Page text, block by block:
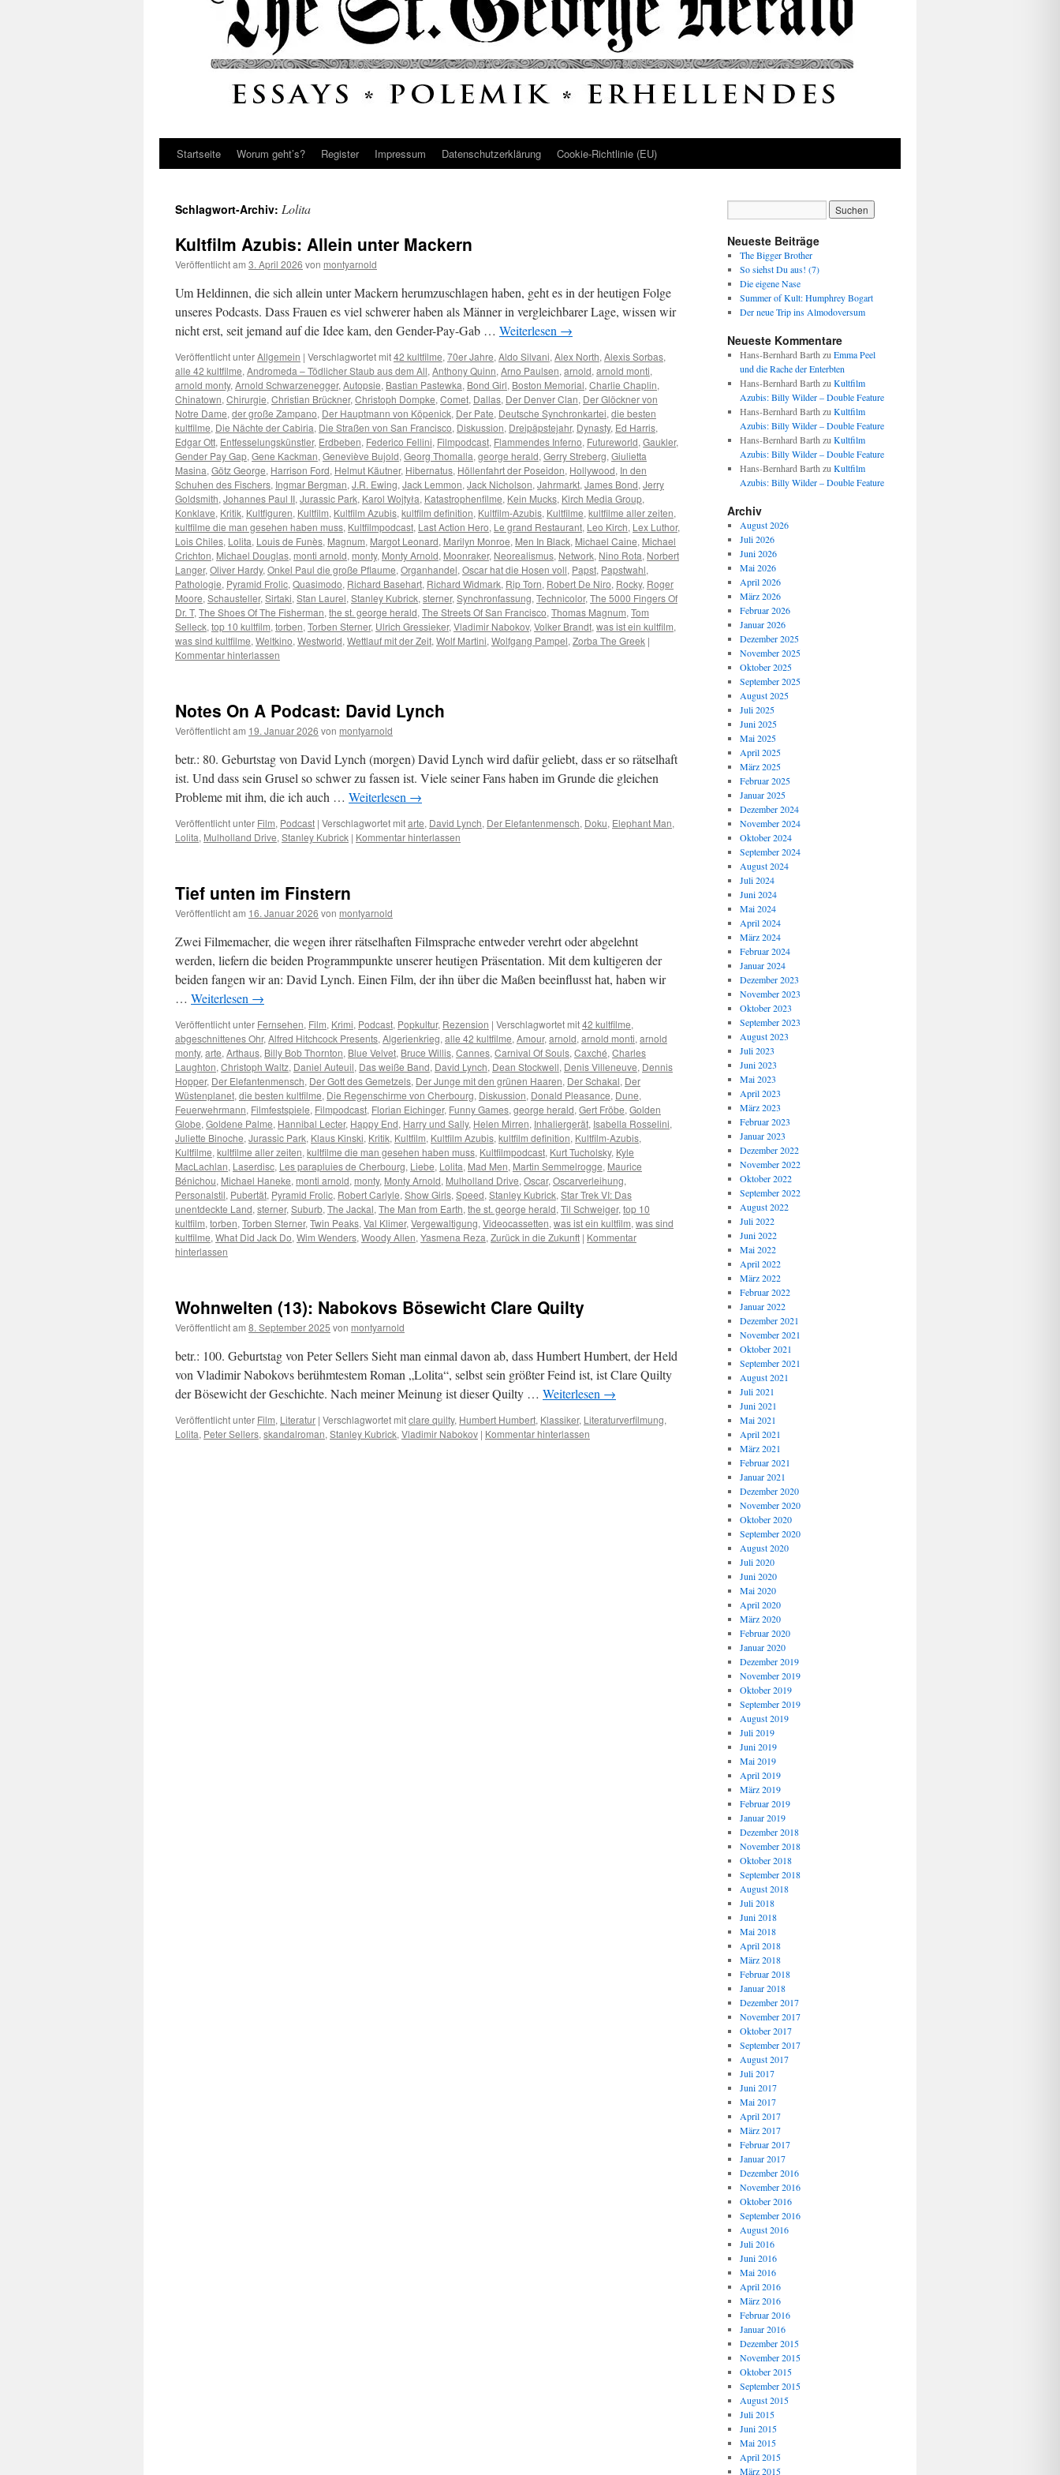
Startseite Worum geht’s? Register Impressum Datenschutz­erklärung Cookie-Richtlinie (EU)
Schlagwort-Archiv: Lolita
Kultfilm Azubis: Allein unter Mackern
Veröffentlicht am 3. April 2026 von montyarnold
Um Heldinnen, die sich allein unter Mackern herumzuschlagen haben, geht es in der heutigen Folge
unseres Podcasts. Dass Frauen es viel schwerer haben als Männer in vergleichbarer Lage, wissen wir
nicht erst, seit jemand auf die Idee kam, den Gender-Pay-Gab … Weiterlesen →
Veröffentlicht unterAllgemein | Verschlagwortet mit42 kultfilme, 70er Jahre, Aldo Silvani, Alex North, Alexis Sorbas,
alle 42 kultfilme, Andromeda – Tödlicher Staub aus dem All, Anthony Quinn, Arno Paulsen, arnold, arnold monti,
arnold monty, Arnold Schwarzenegger, Autopsie, Bastian Pastewka, Bond Girl, Boston Memorial, Charlie Chaplin,
Chinatown, Chirurgie, Christian Brückner, Christoph Dompke, Comet, Dallas, Der Denver Clan, Der Glöckner von
Notre Dame, der große Zampano, Der Hauptmann von Köpenick, Der Pate, Deutsche Synchronkartei, die besten
kultfilme, Die Nächte der Cabiria, Die Straßen von San Francisco, Diskussion, Dreipäpstejahr, Dynasty, Ed Harris,
Edgar Ott, Entfesselungskünstler, Erdbeben, Federico Fellini, Filmpodcast, Flammendes Inferno, Futureworld, Gaukler,
Gender Pay Gap, Gene Kackman, Geneviève Bujold, Georg Thomalla, george herald, Gerry Streberg, Giulietta
Masina, Götz George, Harrison Ford, Helmut Käutner, Hibernatus, Höllenfahrt der Poseidon, Hollywood, In den
Schuhen des Fischers, Ingmar Bergman, J.R. Ewing, Jack Lemmon, Jack Nicholson, Jahrmarkt, James Bond, Jerry
Goldsmith, Johannes Paul II, Jurassic Park, Karol Wojtyła, Katastrophenfilme, Kein Mucks, Kirch Media Group,
Konklave, Kritik, Kultfiguren, Kultfilm, Kultfilm Azubis, kultfilm definition, Kultfilm-Azubis, Kultfilme, kultfilme aller zeiten,
kultfilme die man gesehen haben muss, Kultfilmpodcast, Last Action Hero, Le grand Restaurant, Leo Kirch, Lex Luthor,
Lois Chiles, Lolita, Louis de Funès, Magnum, Margot Leonard, Marilyn Monroe, Men In Black, Michael Caine, Michael
Crichton, Michael Douglas, monti arnold, monty, Monty Arnold, Moonraker, Neorealismus, Network, Nino Rota, Norbert
Langer, Oliver Hardy, Onkel Paul die große Pflaume, Organhandel, Oscar hat die Hosen voll, Papst, Papstwahl,
Pathologie, Pyramid Frolic, Quasimodo, Richard Basehart, Richard Widmark, Rip Torn, Robert De Niro, Rocky, Roger
Moore, Schausteller, Sirtaki, Stan Laurel, Stanley Kubrick, sterner, Synchronfassung, Technicolor, The 5000 Fingers Of
Dr. T, The Shoes Of The Fisherman, the st. george herald, The Streets Of San Francisco, Thomas Magnum, Tom
Selleck, top 10 kultfilm, torben, Torben Sterner, Ulrich Gressieker, Vladimir Nabokov, Volker Brandt, was ist ein kultfilm,
was sind kultfilme, Weltkino, Westworld, Wettlauf mit der Zeit, Wolf Martini, Wolfgang Pampel, Zorba The Greek |
Kommentar hinterlassen
Notes On A Podcast: David Lynch
Veröffentlicht am 19. Januar 2026 von montyarnold
betr.: 80. Geburtstag von David Lynch (morgen) David Lynch wird dafür geliebt, dass er so rätselhaft
ist. Und dass sein Grusel so schwer zu fassen ist. Viele seiner Fans haben im Grunde die gleichen
Probleme mit ihm, die ich auch … Weiterlesen →
Veröffentlicht unter Film, Podcast | Verschlagwortet mitarte, David Lynch, Der Elefantenmensch, Doku, Elephant Man,
Lolita, Mulholland Drive, Stanley Kubrick | Kommentar hinterlassen
Tief unten im Finstern
Veröffentlicht am 16. Januar 2026 von montyarnold
Zwei Filmemacher, die wegen ihrer rätselhaften Filmsprache entweder verehrt oder abgelehnt
werden, liefern die beiden Programmpunkte unserer heutigen Präsentation. Mit dem kultigeren der
beiden fangen wir an: David Lynch. Einen Film, der ihn über die Maßen beeinflusst hat, haben wir
… Weiterlesen →
Veröffentlicht unter Fernsehen, Film, Krimi, Podcast, Popkultur, Rezension | Verschlagwortet mit42 kultfilme,
abgeschnittenes Ohr, Alfred Hitchcock Presents, Algerienkrieg, alle 42 kultfilme, Amour, arnold, arnold monti, arnold
monty, arte, Arthaus, Billy Bob Thornton, Blue Velvet, Bruce Willis, Cannes, Carnival Of Souls, Caxché, Charles
Laughton, Christoph Waltz, Daniel Auteuil, Das weiße Band, David Lynch, Dean Stockwell, Denis Villeneuve, Dennis
Hopper, Der Elefantenmensch, Der Gott des Gemetzels, Der Junge mit den grünen Haaren, Der Schakal, Der
Wüstenplanet, die besten kultfilme, Die Regenschirme von Cherbourg, Diskussion, Donald Pleasance, Dune,
Feuerwehrmann, Filmfestspiele, Filmpodcast, Florian Eichinger, Funny Games, george herald, Gert Fröbe, Golden
Globe, Goldene Palme, Hannibal Lecter, Happy End, Harry und Sally, Helen Mirren, Inhaliergerät, Isabella Rosselini,
Juliette Binoche, Jurassic Park, Klaus Kinski, Kritik, Kultfilm, Kultfilm Azubis, kultfilm definition, Kultfilm-Azubis,
Kultfilme, kultfilme aller zeiten, kultfilme die man gesehen haben muss, Kultfilmpodcast, Kurt Tucholsky, Kyle
MacLachlan, Laserdisc, Les parapluies de Cherbourg, Liebe, Lolita, Mad Men, Martin Semmelrogge, Maurice
Bénichou, Michael Haneke, monti arnold, monty, Monty Arnold, Mulholland Drive, Oscar, Oscarverleihung,
Personalstil, Pubertät, Pyramid Frolic, Robert Carlyle, Show Girls, Speed, Stanley Kubrick, Star Trek VI: Das
unentdeckte Land, sterner, Suburb, The Jackal, The Man from Earth, the st. george herald, Til Schweiger, top 10
kultfilm, torben, Torben Sterner, Twin Peaks, Val Klimer, Vergewaltigung, Videocassetten, was ist ein kultfilm, was sind
kultfilme, What Did Jack Do, Wim Wenders, Woody Allen, Yasmena Reza, Zurück in die Zukunft | Kommentar
hinterlassen
Wohnwelten (13): Nabokovs Bösewicht Clare Quilty
Veröffentlicht am 8. September 2025 von montyarnold
betr.: 100. Geburtstag von Peter Sellers Sieht man einmal davon ab, dass Humbert Humbert, der Held
von Vladimir Nabokovs berühmtestem Roman „Lolita“, selbst sein größter Feind ist, ist Clare Quilty
der Bösewicht der Geschichte. Nach meiner Meinung ist dieser Quilty … Weiterlesen →
Veröffentlicht unter Film, Literatur | Verschlagwortet mitclare quilty, Humbert Humbert, Klassiker, Literaturverfilmung,
Lolita, Peter Sellers, skandalroman, Stanley Kubrick, Vladimir Nabokov | Kommentar hinterlassen
Neueste Beiträge
The Bigger Brother
So siehst Du aus! (7)
Die eigene Nase
Summer of Kult: Humphrey Bogart
Der neue Trip ins Almodoversum
Neueste Kommentare
Hans-Bernhard Barth zu Emma Peel
und die Rache der Enterbten
Hans-Bernhard Barth zu Kultfilm
Azubis: Billy Wilder – Double Feature
Hans-Bernhard Barth zu Kultfilm
Azubis: Billy Wilder – Double Feature
Hans-Bernhard Barth zu Kultfilm
Azubis: Billy Wilder – Double Feature
Hans-Bernhard Barth zu Kultfilm
Azubis: Billy Wilder – Double Feature
Archiv
August 2026
Juli 2026
Juni 2026
Mai 2026
April 2026
März 2026
Februar 2026
Januar 2026
Dezember 2025
November 2025
Oktober 2025
September 2025
August 2025
Juli 2025
Juni 2025
Mai 2025
April 2025
März 2025
Februar 2025
Januar 2025
Dezember 2024
November 2024
Oktober 2024
September 2024
August 2024
Juli 2024
Juni 2024
Mai 2024
April 2024
März 2024
Februar 2024
Januar 2024
Dezember 2023
November 2023
Oktober 2023
September 2023
August 2023
Juli 2023
Juni 2023
Mai 2023
April 2023
März 2023
Februar 2023
Januar 2023
Dezember 2022
November 2022
Oktober 2022
September 2022
August 2022
Juli 2022
Juni 2022
Mai 2022
April 2022
März 2022
Februar 2022
Januar 2022
Dezember 2021
November 2021
Oktober 2021
September 2021
August 2021
Juli 2021
Juni 2021
Mai 2021
April 2021
März 2021
Februar 2021
Januar 2021
Dezember 2020
November 2020
Oktober 2020
September 2020
August 2020
Juli 2020
Juni 2020
Mai 2020
April 2020
März 2020
Februar 2020
Januar 2020
Dezember 2019
November 2019
Oktober 2019
September 2019
August 2019
Juli 2019
Juni 2019
Mai 2019
April 2019
März 2019
Februar 2019
Januar 2019
Dezember 2018
November 2018
Oktober 2018
September 2018
August 2018
Juli 2018
Juni 2018
Mai 2018
April 2018
März 2018
Februar 2018
Januar 2018
Dezember 2017
November 2017
Oktober 2017
September 2017
August 2017
Juli 2017
Juni 2017
Mai 2017
April 2017
März 2017
Februar 2017
Januar 2017
Dezember 2016
November 2016
Oktober 2016
September 2016
August 2016
Juli 2016
Juni 2016
Mai 2016
April 2016
März 2016
Februar 2016
Januar 2016
Dezember 2015
November 2015
Oktober 2015
September 2015
August 2015
Juli 2015
Juni 2015
Mai 2015
April 2015
März 2015